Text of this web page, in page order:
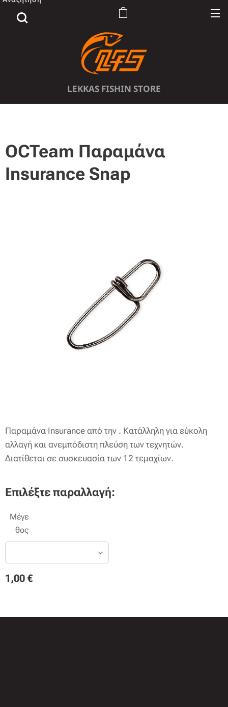
LEKKAS FISHIN STORE
OCTeam Παραμάνα
Insurance Snap
Παραμάνα Insurance από την . Κατάλληλη για εύκολη
αλλαγή και ανεμπόδιστη πλεύση των τεχνητών.
Διατίθεται σε συσκευασία των 12 τεμαχίων.
Επιλέξτε παραλλαγή:
Μέγε
θος
1,00 €